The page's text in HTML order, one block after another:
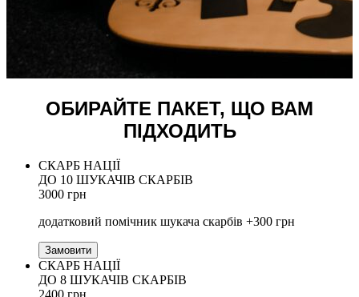
ОБИРАЙТЕ ПАКЕТ, ЩО ВАМ
ПІДХОДИТЬ
СКАРБ НАЦІЇ
ДО 10 ШУКАЧІВ СКАРБІВ
3000 грн
додатковий помічник шукача скарбів +300 грн
Замовити
СКАРБ НАЦІЇ
ДО 8 ШУКАЧІВ СКАРБІВ
2400 грн